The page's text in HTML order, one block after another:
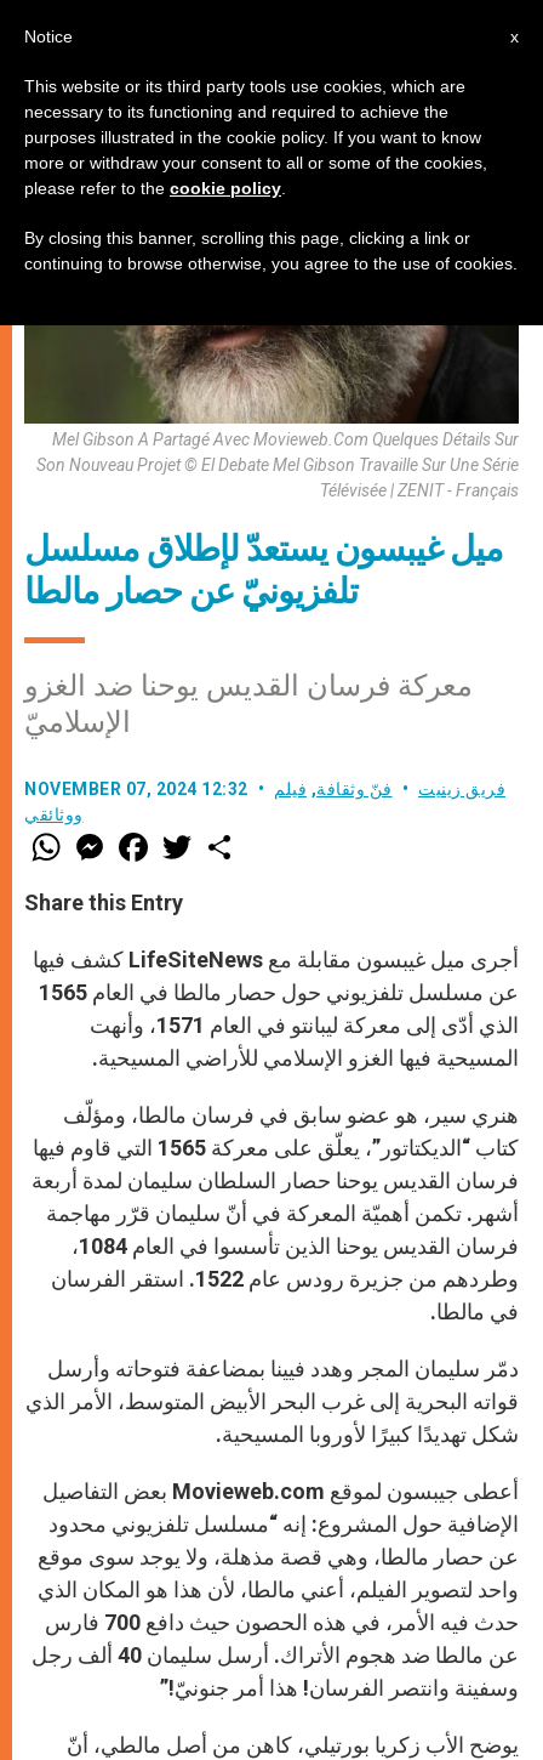
فنّ وثقافة,فيلم ووثائقي
Mel Gibson A Partagé Avec Movieweb.Com Quelques Détails Sur
Son Nouveau Projet © El Debate Mel Gibson Travaille Sur Une Série
Télévisée | ZENIT - Français
ميل غيبسون يستعدّ لإطلاق مسلسل
تلفزيونيّ عن حصار مالطا
معركة فرسان القديس يوحنا ضد الغزو
الإسلاميّ
NOVEMBER 07, 2024 12:32 فريق زينيت فنّ وثقافة, فيلم
ووثائقي
W
h
t
s
p
M
e
s
e
g
e
r
F
a
e
b
o
k
T
w
r
Share this Entry
أجرى ميل غيبسون مقابلة مع LifeSiteNews كشف فيها
عن مسلسل تلفزيوني حول حصار مالطا في العام 1565
الذي أدّى إلى معركة ليبانتو في العام 1571، وأنهت
المسيحية فيها الغزو الإسلامي للأراضي المسيحية.
هنري سير، هو عضو سابق في فرسان مالطا، ومؤلّف
كتاب “الديكتاتور”، يعلّق على معركة 1565 التي قاوم فيها
فرسان القديس يوحنا حصار السلطان سليمان لمدة أربعة
أشهر. تكمن أهميّة المعركة في أنّ سليمان قرّر مهاجمة
فرسان القديس يوحنا الذين تأسسوا في العام 1084،
وطردهم من جزيرة رودس عام 1522. استقر الفرسان
في مالطا.
دمّر سليمان المجر وهدد فيينا بمضاعفة فتوحاته وأرسل
قواته البحرية إلى غرب البحر الأبيض المتوسط، الأمر الذي
شكل تهديدًا كبيرًا لأوروبا المسيحية.
أعطى جيبسون لموقع Movieweb.com بعض التفاصيل
الإضافية حول المشروع: إنه “مسلسل تلفزيوني محدود
عن حصار مالطا، وهي قصة مذهلة، ولا يوجد سوى موقع
واحد لتصوير الفيلم، أعني مالطا، لأن هذا هو المكان الذي
حدث فيه الأمر، في هذه الحصون حيث دافع 700 فارس
عن مالطا ضد هجوم الأتراك. أرسل سليمان 40 ألف رجل
وسفينة وانتصر الفرسان! هذا أمر جنونيّ!”
يوضح الأب زكريا بورتيلي، كاهن من أصل مالطي، أنّ
x
Notice
This website or its third party tools use cookies, which are
necessary to its functioning and required to achieve the
purposes illustrated in the cookie policy. If you want to know
more or withdraw your consent to all or some of the cookies,
please refer to the cookie policy
By closing this banner, scrolling this page, clicking a link or
continuing to browse otherwise, you agree to the use of cookies.